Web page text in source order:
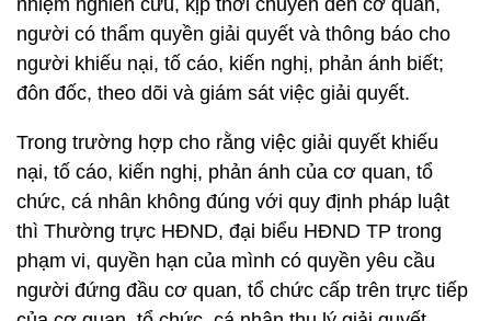
nhiệm nghiên cứu, kịp thời chuyển đến cơ quan,
người có thẩm quyền giải quyết và thông báo cho
người khiếu nại, tố cáo, kiến nghị, phản ánh biết;
đôn đốc, theo dõi và giám sát việc giải quyết.
Trong trường hợp cho rằng việc giải quyết khiếu
nại, tố cáo, kiến nghị, phản ánh của cơ quan, tổ
chức, cá nhân không đúng với quy định pháp luật
thì Thường trực HĐND, đại biểu HĐND TP trong
phạm vi, quyền hạn của mình có quyền yêu cầu
người đứng đầu cơ quan, tổ chức cấp trên trực tiếp